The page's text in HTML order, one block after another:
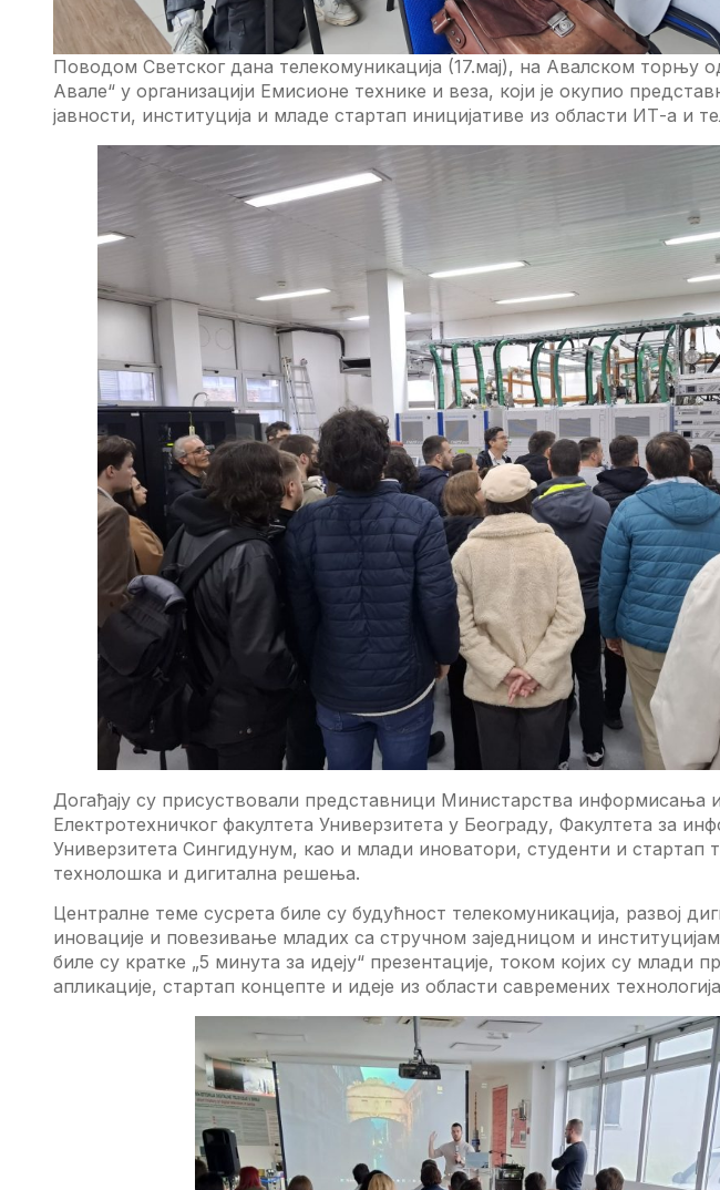
Поводом Светског дана телекомуникација (17.мај), на Авалском торњу
Авале“ у организацији Емисионе технике и веза, који је окупио
јавности, институција и младе стартап иницијативе из области ИТ-а и
Догађају су присуствовали представници Министарства информисања
Електротехничког факултета Универзитета у Београду, Факултета за
Универзитета Сингидунум, као и млади иноватори, студенти и стартап
технолошка и дигитална решења.
Централне теме сусрета биле су будућност телекомуникација, развој
иновације и повезивање младих са стручном заједницом и
биле су кратке „5 минута за идеју“ презентације, током којих су млади
апликације, стартап концепте и идеје из области савремених